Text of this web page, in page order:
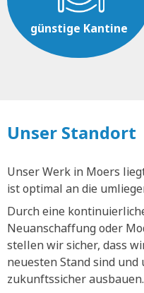
günstige Kantine
Unser Standort
Unser Werk in Moers
ist optimal an die
Durch eine
Neuanschaffung oder
stellen wir sicher, dass
neuesten Stand sind
zukunftssicher ausbauen.